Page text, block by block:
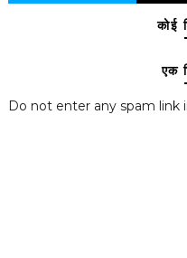
कोई
एक
Do not enter any spam